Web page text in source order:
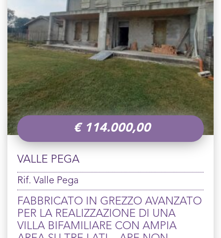
€114.000,00
VALLE PEGA
Rif. Valle Pega
FABBRICATO IN GREZZO AVANZATO
PER LA REALIZZAZIONE DI UNA
VILLA BIFAMILIARE CON AMPIA